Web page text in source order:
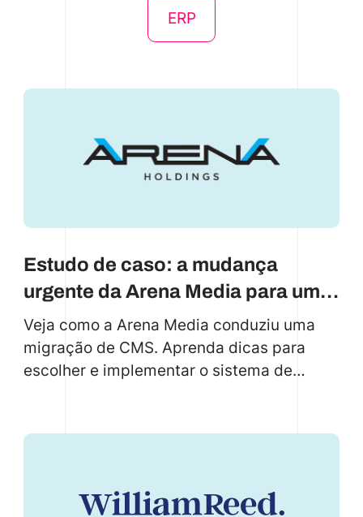
ERP
Estudo de caso: a mudança
urgente da Arena Media para um
novo sistema de gerenciamento
de conteúdo
Veja como a Arena Media conduziu uma
migração de CMS. Aprenda dicas para
escolher e implementar o sistema de